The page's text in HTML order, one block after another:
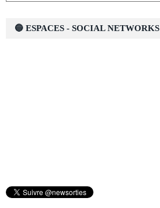
🔵 ESPACES - SOCIAL NETWORKS